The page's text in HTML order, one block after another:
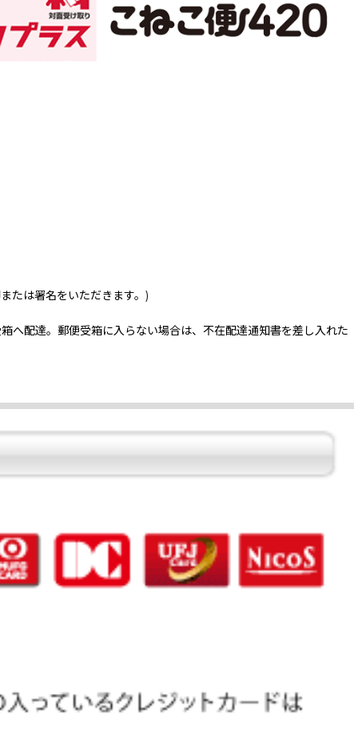
たは署名をいただきます。)
へ配達。郵便受箱に入らない場合は、不在配達通知書を差し入れた